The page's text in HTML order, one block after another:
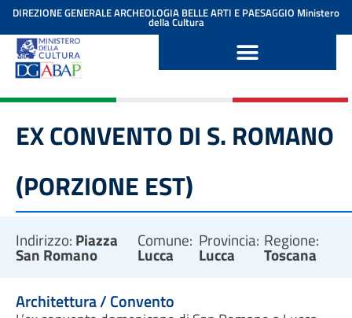
contenuto
DIREZIONE GENERALE ARCHEOLOGIA BELLE ARTI E PAESAGGIO Ministero
della Cultura
EX CONVENTO DI S. ROMANO
(PORZIONE EST)
Indirizzo: Piazza
San Romano
Comune:
Lucca
Provincia:
Lucca
Regione:
Toscana
Architettura / Convento